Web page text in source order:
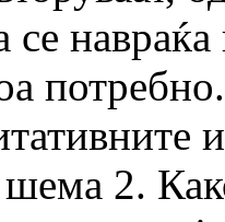
се
потребно.
шема 2.